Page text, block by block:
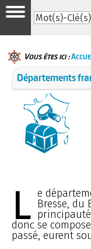
Vous êtes ici :
Départements
L e
Bresse, du
donc se
passé, eurent